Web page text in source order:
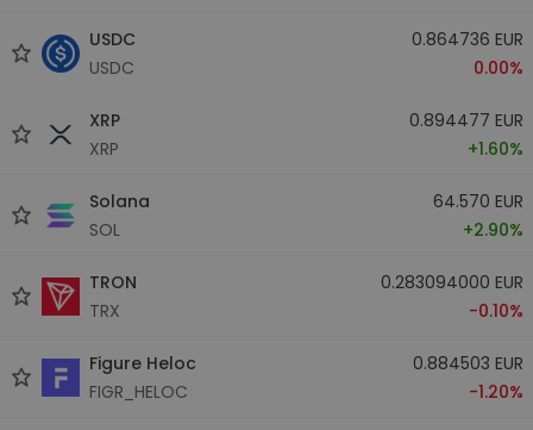
USDC
USDC
0.864736 EUR
0.00%
XRP
XRP
0.894477 EUR
+1.60%
Solana
SOL
64.570 EUR
+2.90%
TRON
TRX
0.283094000 EUR
-0.10%
Figure Heloc
FIGR_HELOC
0.884503 EUR
-1.20%